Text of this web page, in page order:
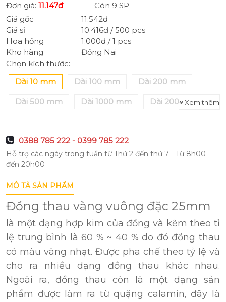
Đơn giá: 11.147đ- Còn 9 SP
Giá gốc
11.542đ
Giá sỉ
10.416đ / 500 pcs
Hoa hồng
1.000đ / 1 pcs
Kho hàng
Đồng Nai
Xem thêm
Chọn kích thước:
Dài 10 mm
Dài 100 mm Dài 200 mm
Dài 500 mm Dài 1000 mm Dài 2000 mm
0388 785 222 - 0399 785 222
Hỗ trợ các ngày trong tuần từ Thứ 2 đến thứ 7 - Từ 8h00
đến 20h00
MÔ TẢ SẢN PHẨM
Đồng thau vàng vuông đặc 25mm
là một dạng hợp kim của đồng và kẽm theo tỉ
lệ trung bình là 60 % ~ 40 % do đó đồng thau
có màu vàng nhạt. Được pha chế theo tỷ lệ và
cho ra nhiều dạng đồng thau khác nhau.
Ngoài ra, đồng thau còn là một dạng sản
phẩm được làm ra từ quặng calamin, đây là